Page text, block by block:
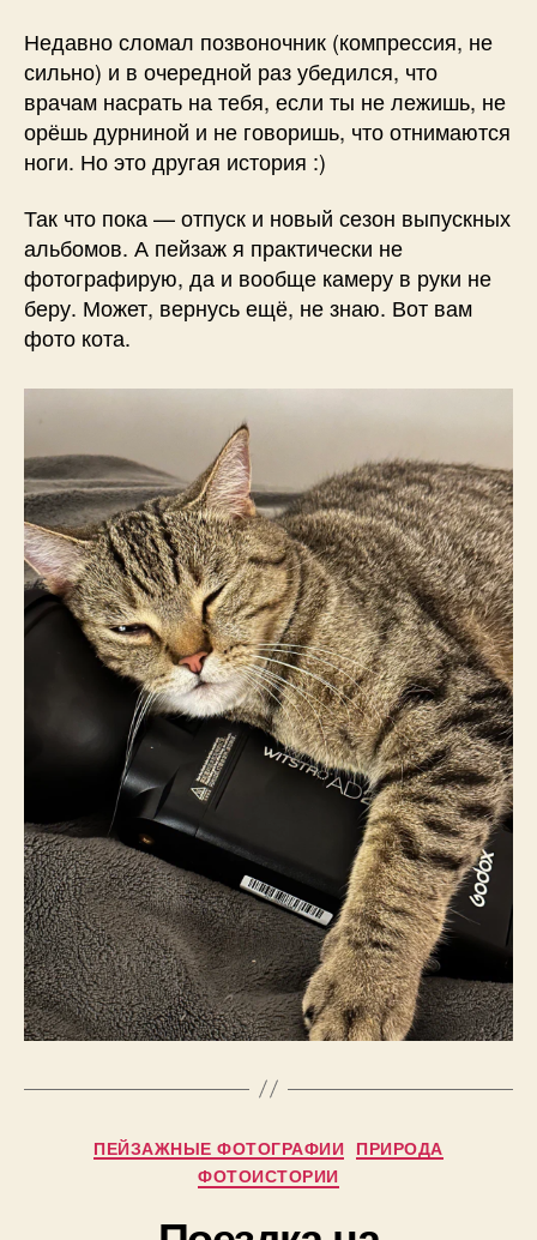
Недавно сломал позвоночник (компрессия, не
сильно) и в очередной раз убедился, что
врачам насрать на тебя, если ты не лежишь, не
орёшь дурниной и не говоришь, что отнимаются
ноги. Но это другая история :)
Так что пока — отпуск и новый сезон выпускных
альбомов. А пейзаж я практически не
фотографирую, да и вообще камеру в руки не
беру. Может, вернусь ещё, не знаю. Вот вам
фото кота.
Рубрики
ПЕЙЗАЖНЫЕ ФОТОГРАФИИ ПРИРОДА
ФОТОИСТОРИИ
А
в
о